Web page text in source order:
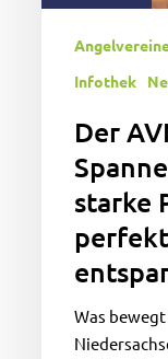
entspannte
Infothek
Der
starke
Was